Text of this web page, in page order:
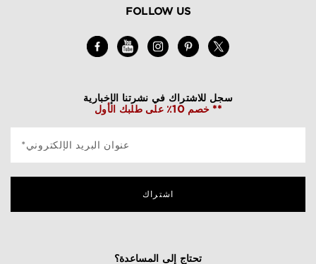
FOLLOW US
سجل للاشتراك في نشرتنا الإخبارية
خصم 10٪ على طلبك الأول **
*عنوان البريد الإلكتروني
اشتراك
تحتاج إلى المساعدة؟